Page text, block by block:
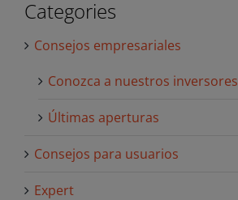
Categories
Consejos empresariales
Conozca a nuestros inversores
Últimas aperturas
Consejos para usuarios
Expert